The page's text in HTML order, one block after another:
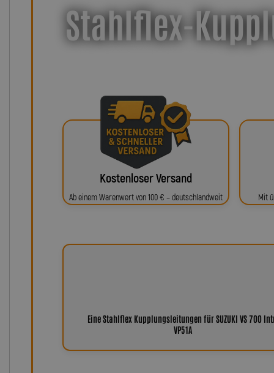
Stahlflex-
Kostenloser Versand
Ab einem Warenwert von 100 € – deutschlandweit Mit
Eine Stahlflex Kupplungsleitungen für SUZUKI VS 700
VP51A